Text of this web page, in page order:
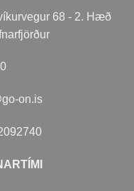
68 - 2. Hæð
on.is